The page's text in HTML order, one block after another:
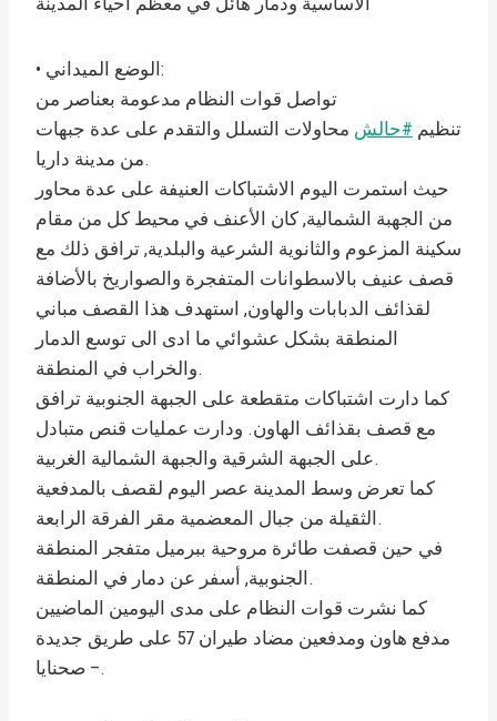
• الوضع الميداني:
تواصل قوات النظام مدعومة بعناصر من
تنظيم #حالش محاولات التسلل والتقدم على عدة جبهات
من مدينة داريا.
حيث استمرت اليوم الاشتباكات العنيفة على عدة محاور
من الجهبة الشمالية, كان الأعنف في محيط كل من مقام
سكينة المزعوم والثانوية الشرعية والبلدية, ترافق ذلك مع
قصف عنيف بالاسطوانات المتفجرة والصواريخ بالأضافة
لقذائف الدبابات والهاون, استهدف هذا القصف مباني
المنطقة بشكل عشوائي ما ادى الى توسع الدمار
والخراب في المنطقة.
كما دارت اشتباكات متقطعة على الجبهة الجنوبية ترافق
مع قصف بقذائف الهاون. ودارت عمليات قنص متبادل
على الجبهة الشرقية والجبهة الشمالية الغربية.
كما تعرض وسط المدينة عصر اليوم لقصف بالمدفعية
الثقيلة من جبال المعضمية مقر الفرقة الرابعة.
في حين قصفت طائرة مروحية ببرميل متفجر المنطقة
الجنوبية, أسفر عن دمار في المنطقة.
كما نشرت قوات النظام على مدى اليومين الماضيين
مدفع هاون ومدفعين مضاد طيران 57 على طريق جديدة
– صحنايا.